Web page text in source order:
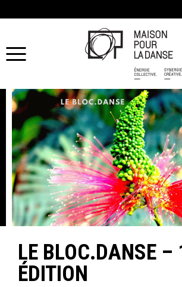
LE BLOC.DANSE –
ÉDITION